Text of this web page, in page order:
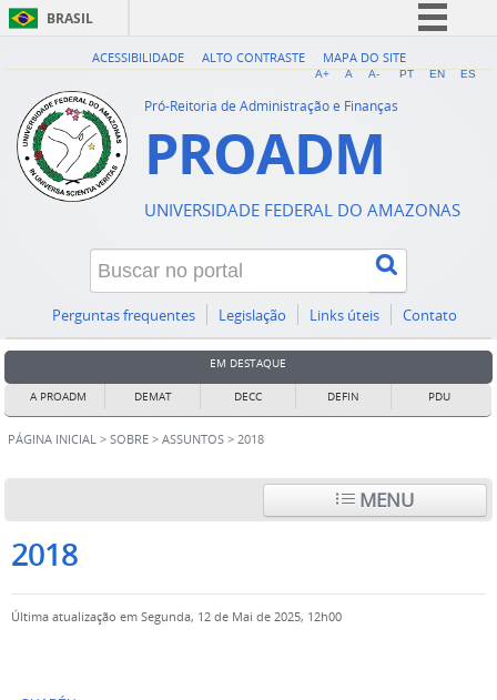
BRASIL
Simplifique!
Acesso à informação
ACESSIBILIDADE ALTO CONTRASTE MAPA DO SITE
A+ A A- PT EN ES
Pró-Reitoria de Administração e Finanças
PROADM
UNIVERSIDADE FEDERAL DO AMAZONAS
Perguntas frequentes Legislação Links úteis Contato
EM DESTAQUE
A PROADM DEMAT DECC DEFIN PDU
PÁGINA INICIAL > SOBRE > ASSUNTOS > 2018
MENU
2018
Última atualização em Segunda, 12 de Mai de 2025, 12h00